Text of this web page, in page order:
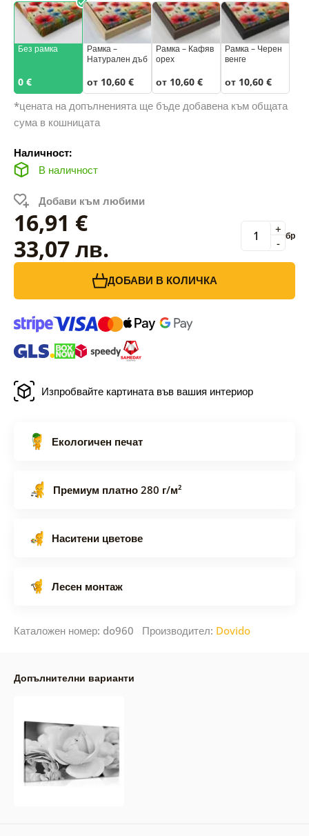
Без рамка
0 €
Рамка –
Натурален дъб
от 10,60 €
Рамка – Кафяв
орех
от 10,60 €
Рамка – Черен
венге
от 10,60 €
*цената на допълненията ще бъде добавена към общата
сума в кошницата
Наличност:
В наличност
Добави към любими
16,91 €
33,07 лв.
-
+ бр
ДОБАВИ В КОЛИЧКА
Изпробвайте картината във вашия интериор
Екологичен печат
Премиум платно 280 г/м²
Наситени цветове
Лесен монтаж
Каталожен номер: do960 Производител: Dovido
Допълнителни варианти